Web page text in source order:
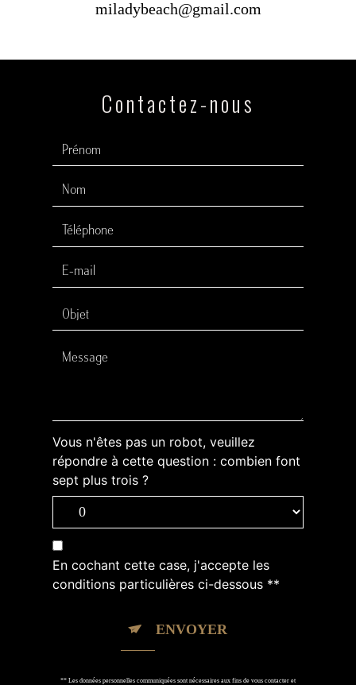
miladybeach@gmail.com
Contactez-nous
Vous n'êtes pas un robot, veuillez
répondre à cette question : combien font
sept plus trois ?
En cochant cette case, j'accepte les
conditions particulières ci-dessous **
ENVOYER
** Les données personnelles communiquées sont nécessaires aux fins de vous contacter et